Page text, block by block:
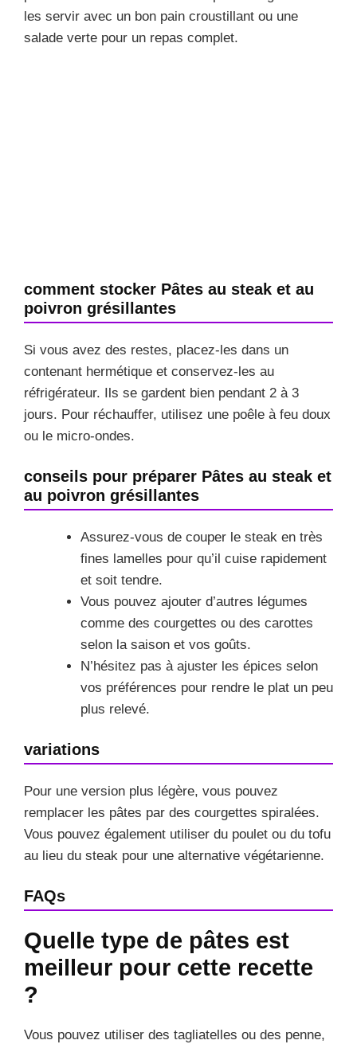
les servir avec un bon pain croustillant ou une
salade verte pour un repas complet.
comment stocker Pâtes au steak et au
poivron grésillantes
Si vous avez des restes, placez-les dans un
contenant hermétique et conservez-les au
réfrigérateur. Ils se gardent bien pendant 2 à 3
jours. Pour réchauffer, utilisez une poêle à feu doux
ou le micro-ondes.
conseils pour préparer Pâtes au steak et
au poivron grésillantes
Assurez-vous de couper le steak en très
fines lamelles pour qu’il cuise rapidement
et soit tendre.
Vous pouvez ajouter d’autres légumes
comme des courgettes ou des carottes
selon la saison et vos goûts.
N’hésitez pas à ajuster les épices selon
vos préférences pour rendre le plat un peu
plus relevé.
variations
Pour une version plus légère, vous pouvez
remplacer les pâtes par des courgettes spiralées.
Vous pouvez également utiliser du poulet ou du tofu
au lieu du steak pour une alternative végétarienne.
FAQs
Quelle type de pâtes est
meilleur pour cette recette
?
Vous pouvez utiliser des tagliatelles ou des penne,